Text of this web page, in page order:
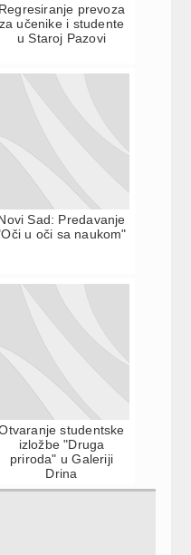
Regresiranje prevoza
za učenike i studente
u Staroj Pazovi
Sad: Predavanje
u oči sa naukom"
studentske
izložbe "Druga
priroda" u Galeriji
Drina